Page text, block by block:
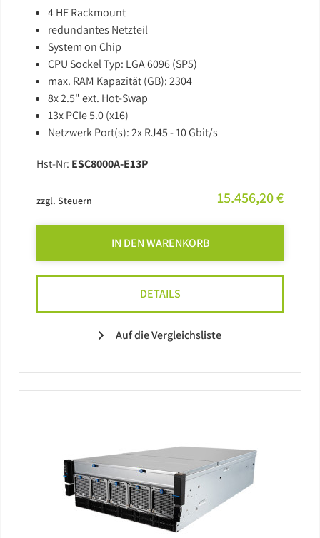
4 HE Rackmount
redundantes Netzteil
System on Chip
CPU Sockel Typ: LGA 6096 (SP5)
max. RAM Kapazität (GB): 2304
8x 2.5" ext. Hot-Swap
13x PCIe 5.0 (x16)
Netzwerk Port(s): 2x RJ45 - 10 Gbit/s
Hst-Nr: ESC8000A-E13P
zzgl. Steuern 15.456,20 €
IN DEN WARENKORB
DETAILS
Auf die Vergleichsliste